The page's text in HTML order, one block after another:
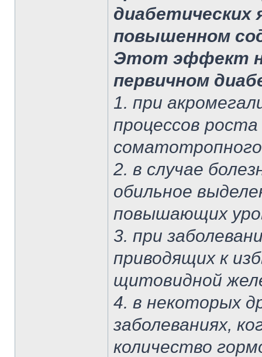
повышенном
Этот эффект
первичном
1. при
процессов
2. в случае
обильное
повышающих
3. при
приводящих к
щитовидной
4. в некоторых
заболеваниях,
количество